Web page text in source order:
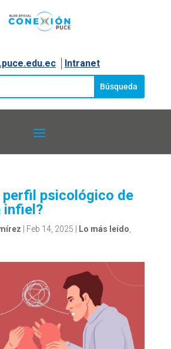
│ Intranet
perfil psicológico de
infiel?
Feb 14, 2025 Lo más leído,